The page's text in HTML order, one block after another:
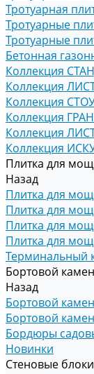
Тротуарная
Тротуарные
Тротуарные
Бетонная
Коллекция
Коллекция
Коллекция
Коллекция
Коллекция
Коллекция
Плитка для
Назад
Плитка для
Плитка для
Плитка для
Плитка для
Терминальный
Бортовой
Назад
Бортовой
Бортовой
Бордюры
Новинки
Стеновые блоки